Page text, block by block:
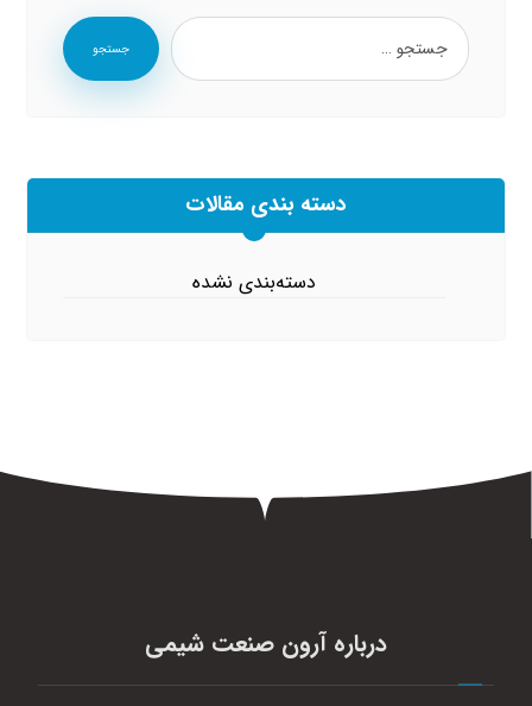
جستجو
دسته بندی مقالات
دسته‌بندی نشده
درباره آرون صنعت شیمی